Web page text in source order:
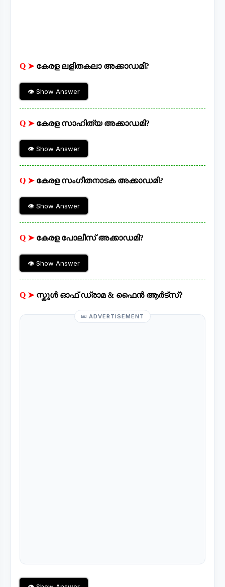
Q ➤ കേരള ലളിതകലാ അക്കാഡമി?
👁 Show Answer
Q ➤ കേരള സാഹിത്യ അക്കാഡമി?
👁 Show Answer
Q ➤ കേരള സംഗീതനാടക അക്കാഡമി?
👁 Show Answer
Q ➤ കേരള പോലീസ് അക്കാഡമി?
👁 Show Answer
Q ➤ സ്കൂൾ ഓഫ് ഡ്രാമ & ഫൈൻ ആർട്സ്?
ADVERTISEMENT